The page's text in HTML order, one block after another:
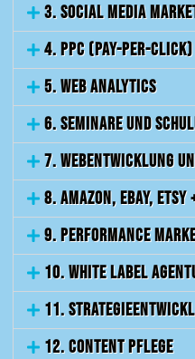
3. Social Media
4. PPC (Pay-Per-
5. Web Analytics
6. Seminare und
7. Webentwicklung
8. Amazon, eBay,
9. Performance
10. White Label
11.
12. Content pflege